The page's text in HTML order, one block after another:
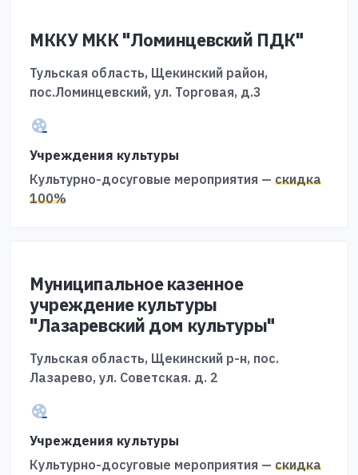
МККУ МКК "Ломинцевский ПДК"
Тульская область, Щекинский район,
пос.Ломинцевский, ул. Торговая, д.3
Учреждения культуры
Культурно-досуговые мероприятия — скидка
100%
Муниципальное казенное
учреждение культуры
"Лазаревский дом культуры"
Тульская область, Щекинский р-н, пос.
Лазарево, ул. Советская. д. 2
Учреждения культуры
Культурно-досуговые мероприятия — скидка